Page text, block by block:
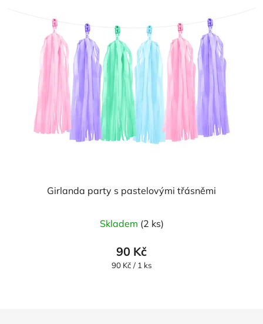
Girlanda party s pastelovými třásněmi
Skladem (2 ks)
90 Kč
Měrná
90 Kč / 1 ks